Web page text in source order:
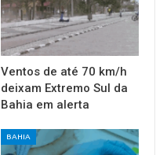
Ventos de até 70 km/h
deixam Extremo Sul da
Bahia em alerta
BAHIA